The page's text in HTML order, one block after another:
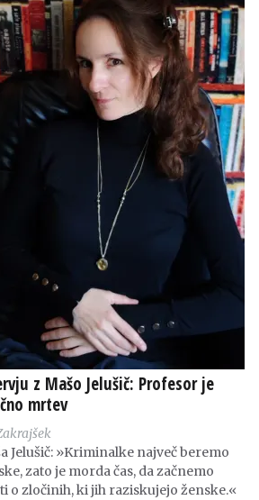
z Mašo Jelušič: Profesor je
mrtev
Jelušič: »Kriminalke največ beremo
zato je morda čas, da začnemo
o zločinih, ki jih raziskujejo ženske.«